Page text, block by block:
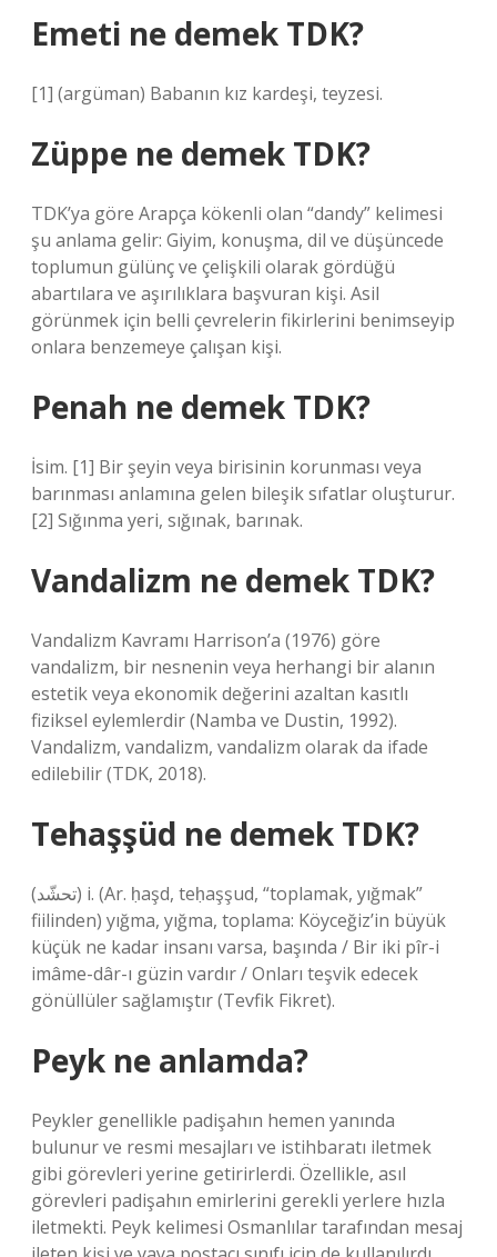
Emeti ne demek TDK?
[1] (argüman) Babanın kız kardeşi, teyzesi.
Züppe ne demek TDK?
TDK’ya göre Arapça kökenli olan “dandy” kelimesi
şu anlama gelir: Giyim, konuşma, dil ve düşüncede
toplumun gülünç ve çelişkili olarak gördüğü
abartılara ve aşırılıklara başvuran kişi. Asil
görünmek için belli çevrelerin fikirlerini benimseyip
onlara benzemeye çalışan kişi.
Penah ne demek TDK?
İsim. [1] Bir şeyin veya birisinin korunması veya
barınması anlamına gelen bileşik sıfatlar oluşturur.
[2] Sığınma yeri, sığınak, barınak.
Vandalizm ne demek TDK?
Vandalizm Kavramı Harrison’a (1976) göre
vandalizm, bir nesnenin veya herhangi bir alanın
estetik veya ekonomik değerini azaltan kasıtlı
fiziksel eylemlerdir (Namba ve Dustin, 1992).
Vandalizm, vandalizm, vandalizm olarak da ifade
edilebilir (TDK, 2018).
Tehaşşüd ne demek TDK?
(ﺗﺤﺸّﺪ) i. (Ar. ḥaşd, teḥaşşud, “toplamak, yığmak”
fiilinden) yığma, yığma, toplama: Köyceğiz’in büyük
küçük ne kadar insanı varsa, başında / Bir iki pîr-i
imâme-dâr-ı güzin vardır / Onları teşvik edecek
gönüllüler sağlamıştır (Tevfik Fikret).
Peyk ne anlamda?
Peykler genellikle padişahın hemen yanında
bulunur ve resmi mesajları ve istihbaratı iletmek
gibi görevleri yerine getirirlerdi. Özellikle, asıl
görevleri padişahın emirlerini gerekli yerlere hızla
iletmekti. Peyk kelimesi Osmanlılar tarafından mesaj